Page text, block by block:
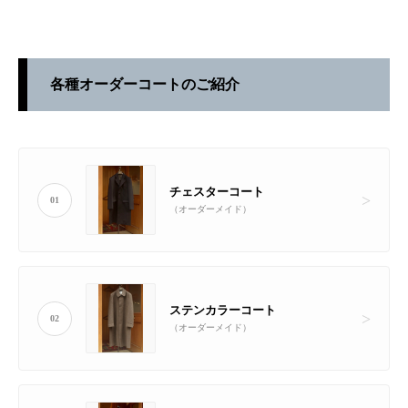
各種オーダーコートのご紹介
01
チェスターコート
（オーダーメイド）
02
ステンカラーコート
（オーダーメイド）